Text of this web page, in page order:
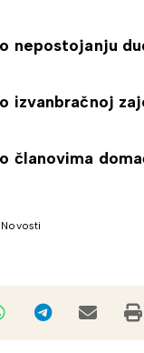
nepostojanju
izvanbračnoj
članovima
Novosti